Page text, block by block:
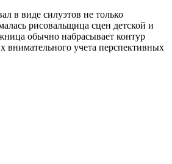
в виде силуэтов не только
рисовальщица сцен детской и
обычно набрасывает контур
внимательного учета перспективных